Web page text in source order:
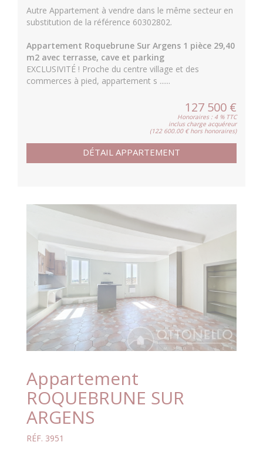
Autre Appartement à vendre dans le même secteur en
substitution de la référence 60302802.
Appartement Roquebrune Sur Argens 1 pièce 29,40
m2 avec terrasse, cave et parking
EXCLUSIVITÉ ! Proche du centre village et des
commerces à pied, appartement s ......
127 500 €
Honoraires : 4 % TTC
inclus charge acquéreur
(122 600.00 € hors honoraires)
DÉTAIL APPARTEMENT
Appartement
ROQUEBRUNE SUR
ARGENS
RÉF. 3951